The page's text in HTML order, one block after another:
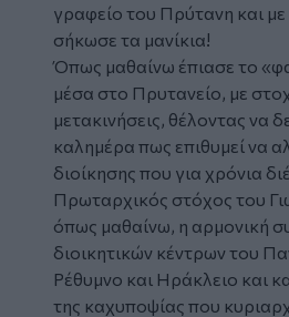
γραφείο του Πρύτανη και
σήκωσε τα μανίκια!
Όπως μαθαίνω έπιασε το
μέσα στο Πρυτανείο, με
μετακινήσεις, θέλοντας να
καλημέρα πως επιθυμεί να
διοίκησης που για χρόνια
Πρωταρχικός στόχος του
όπως μαθαίνω, η αρμονική
διοικητικών κέντρων του
Ρέθυμνο και Ηράκλειο και
της καχυποψίας που